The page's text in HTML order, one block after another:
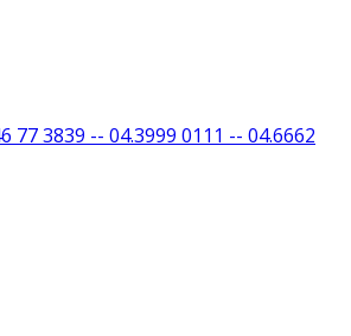
77 3839 -- 04.3999 0111 -- 04.6662